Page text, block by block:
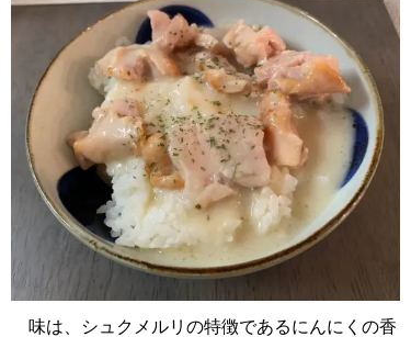
味は、シュクメルリの特徴であるにんにくの香